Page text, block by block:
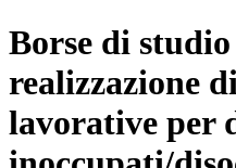
Borse di
realizzazione
lavorative per